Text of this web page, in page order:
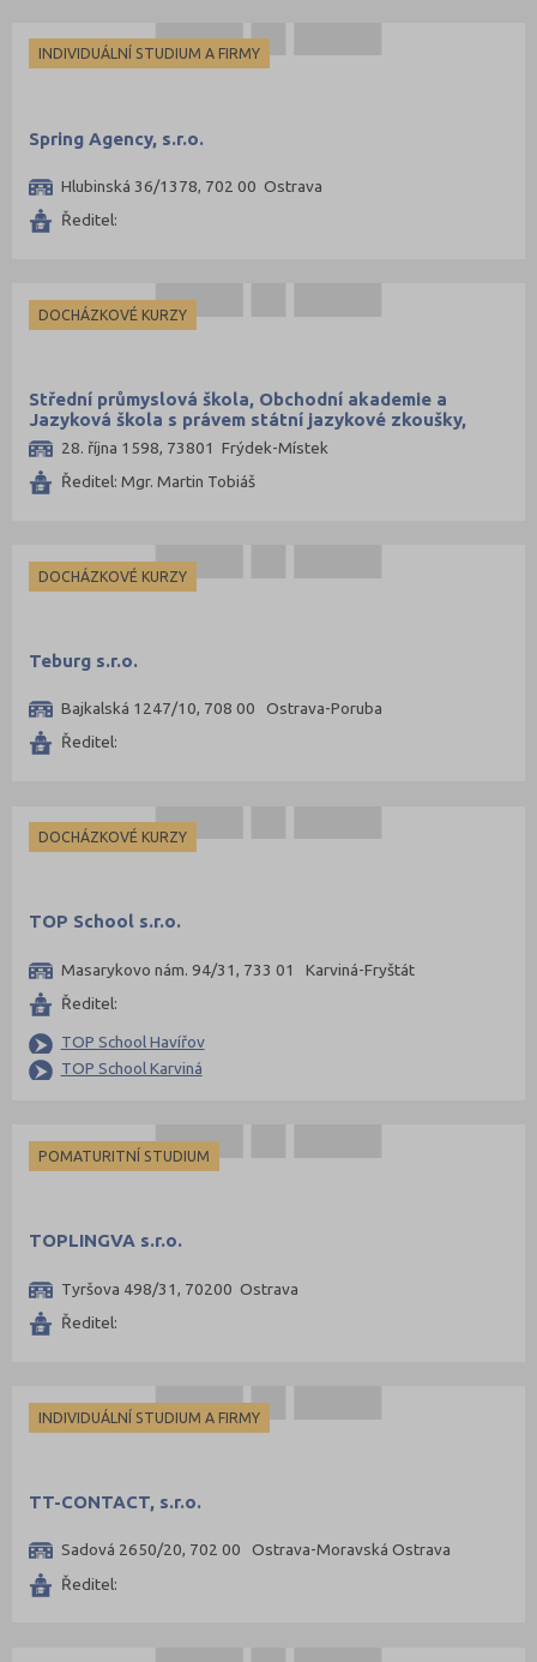
INDIVIDUÁLNÍ STUDIUM A FIRMY
Spring Agency, s.r.o.
Hlubinská 36/1378, 702 00 Ostrava
Ředitel:
DOCHÁZKOVÉ KURZY
Střední průmyslová škola, Obchodní akademie a
Jazyková škola s právem státní jazykové zkoušky,
Frýdek-Místek, příspěvková organizace
28. října 1598, 73801 Frýdek-Místek
Ředitel: Mgr. Martin Tobiáš
DOCHÁZKOVÉ KURZY
Teburg s.r.o.
Bajkalská 1247/10, 708 00 Ostrava-Poruba
Ředitel:
DOCHÁZKOVÉ KURZY
TOP School s.r.o.
Masarykovo nám. 94/31, 733 01 Karviná-Fryštát
Ředitel:
TOP School Havířov
TOP School Karviná
POMATURITNÍ STUDIUM
TOPLINGVA s.r.o.
Tyršova 498/31, 70200 Ostrava
Ředitel:
INDIVIDUÁLNÍ STUDIUM A FIRMY
TT-CONTACT, s.r.o.
Sadová 2650/20, 702 00 Ostrava-Moravská Ostrava
Ředitel: